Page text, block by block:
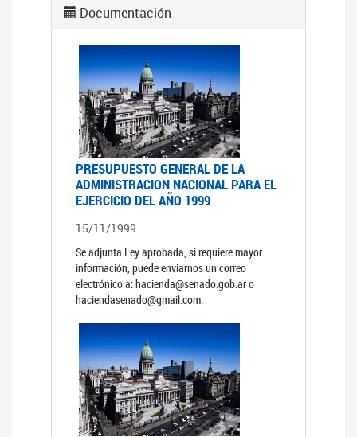
Documentación
PRESUPUESTO GENERAL DE LA
ADMINISTRACION NACIONAL PARA EL
EJERCICIO DEL AÑO 1999
15/11/1999
Se adjunta Ley aprobada, si requiere mayor
información, puede enviarnos un correo
electrónico a: hacienda@senado.gob.ar o
haciendasenado@gmail.com.